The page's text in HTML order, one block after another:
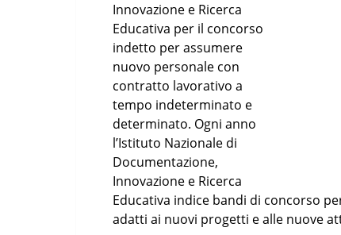
Innovazione e Ricerca
Educativa per il concorso
indetto per assumere
nuovo personale con
contratto lavorativo a
tempo indeterminato e
determinato. Ogni anno
l’Istituto Nazionale di
Documentazione,
Innovazione e Ricerca
Educativa indice bandi di concorso
adatti ai nuovi progetti e alle nuove